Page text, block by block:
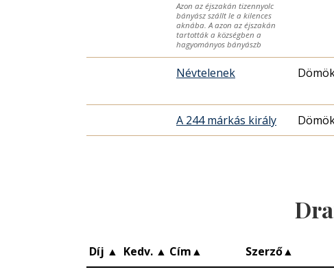
Azon az éjszakán tizennyolc
bányász szállt le a kilences
aknába. A azon az éjszakán
tartották a községben a
hagyományos bányászb
Névtelenek
A 244 márkás király
Díj ▲ Kedv. ▲ Cím▲ Szerző▲